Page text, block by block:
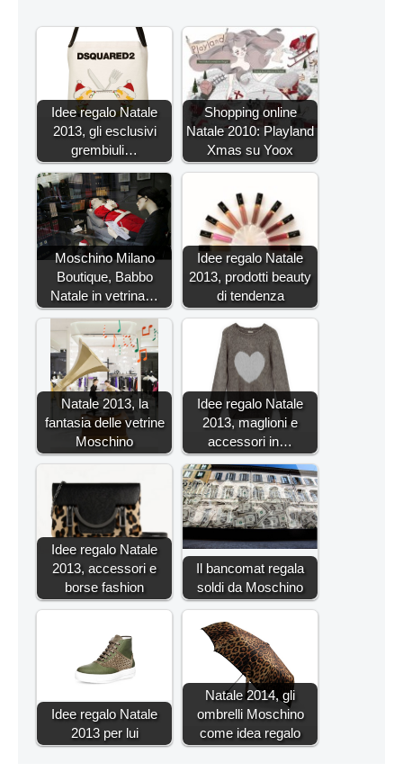
Idee regalo Natale
2013, gli esclusivi
grembiuli…
Shopping online
Natale 2010: Playland
Xmas su Yoox
Moschino Milano
Boutique, Babbo
Natale in vetrina…
Idee regalo Natale
2013, prodotti beauty
di tendenza
Natale 2013, la
fantasia delle vetrine
Moschino
Idee regalo Natale
2013, maglioni e
accessori in…
Idee regalo Natale
2013, accessori e
borse fashion
Il bancomat regala
soldi da Moschino
Idee regalo Natale
2013 per lui
Natale 2014, gli
ombrelli Moschino
come idea regalo